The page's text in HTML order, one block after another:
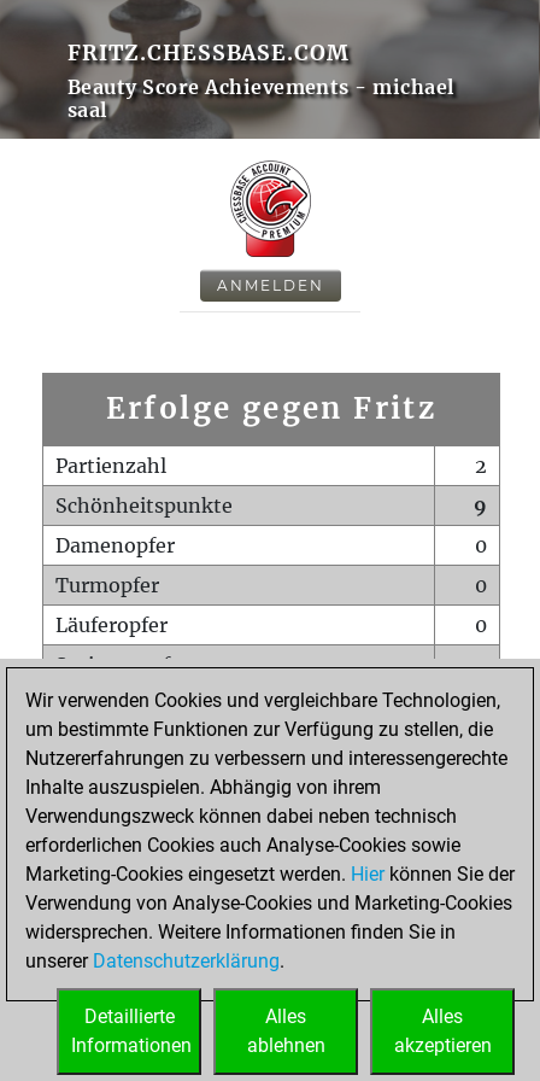
FRITZ.CHESSBASE.COM
Beauty Score Achievements - michael
saal
ANMELDEN
Erfolge gegen Fritz
Partienzahl
2
Schönheitspunkte
9
Damenopfer
0
Turmopfer
0
Läuferopfer
0
Springeropfer
0
Bauernopfer
0
Matt auf vollem Brett
0
Bauer setzt Matt
Erstickte Matts
Unterverwandlungen
0
Türme auf der siebten
0
STARTSEITE
Wir verwenden Cookies und vergleichbare Technologien,
um bestimmte Funktionen zur Verfügung zu stellen, die
Nutzererfahrungen zu verbessern und interessengerechte
Inhalte auszuspielen. Abhängig von ihrem
Verwendungszweck können dabei neben technisch
erforderlichen Cookies auch Analyse-Cookies sowie
Marketing-Cookies eingesetzt werden. Hierkönnen Sie der
Verwendung von Analyse-Cookies und Marketing-Cookies
widersprechen. Weitere Informationen finden Sie in
unserer Datenschutzerklärung.
Alles
akzeptieren
Alles
ablehnen
Detaillierte
Informationen